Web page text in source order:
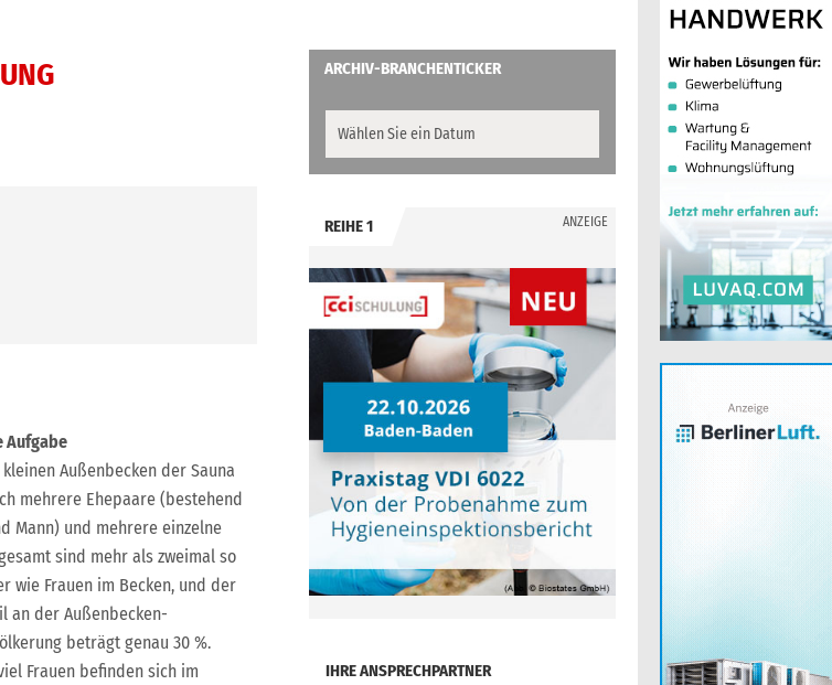
Aufgabe
Außenbecken der Sauna
mehrere Ehepaare (bestehend
Mann) und mehrere einzelne
sind mehr als zweimal so
wie Frauen im Becken, und der
an der Außenbecken-
beträgt genau 30 %.
Frauen befinden sich im
ARCHIV-BRANCHENTICKER
REIHE 1 ANZEIGE
IHRE ANSPRECHPARTNER